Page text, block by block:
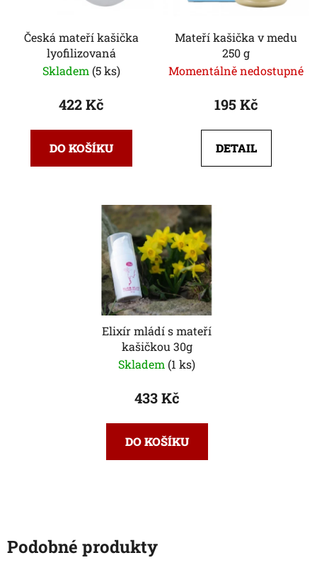
Česká mateří kašička
lyofilizovaná
Skladem (5 ks)
422 Kč
DO KOŠÍKU
Mateří kašička v medu
250 g
Momentálně nedostupné
195 Kč
DETAIL
Elixír mládí s mateří
kašičkou 30g
Skladem (1 ks)
433 Kč
DO KOŠÍKU
Podobné produkty